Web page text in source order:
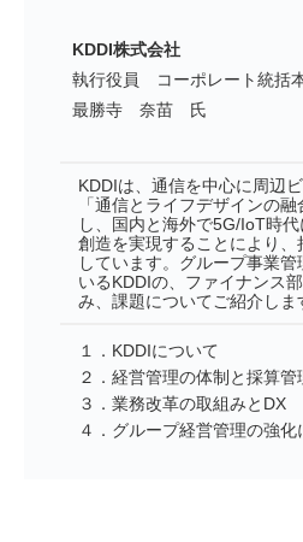
KDDI株式会社
執行役員 コーポレート統括
最勝寺 奈苗 氏
KDDIは、通信を中心に周辺
「通信とライフデザインの
し、国内と海外で5G/IoT時
創造を実現することにより
しています。グループ事業
いるKDDIの、ファイナンス
み、課題についてご紹介しま
１．KDDIについて
２．経営管理の体制と採算管
３．業務改革の取組みとDX
４．グループ経営管理の強